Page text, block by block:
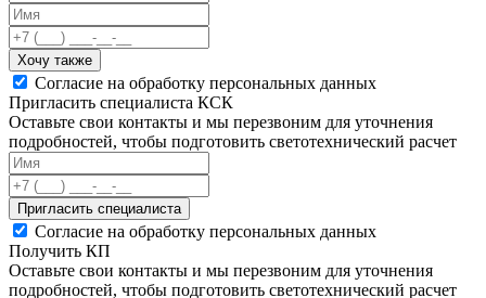
Хочу также
Согласие на обработку персональных данных
Пригласить специалиста КСК
Оставьте свои контакты и мы перезвоним для уточнения
подробностей, чтобы подготовить светотехнический расчет
Пригласить специалиста
Согласие на обработку персональных данных
Получить КП
Оставьте свои контакты и мы перезвоним для уточнения
подробностей, чтобы подготовить светотехнический расчет